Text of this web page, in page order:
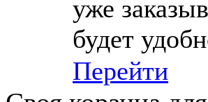
уже
будет
Перейти